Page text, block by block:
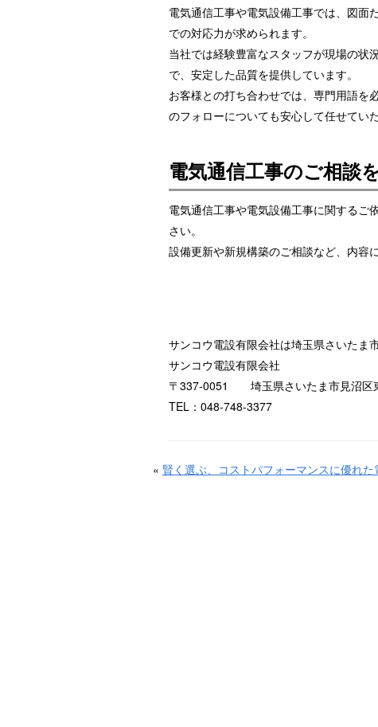
電気通信工事や電気設備工事では、図面
での対応力が求められます。
当社では経験豊富なスタッフが現場の状
で、安定した品質を提供しています。
お客様との打ち合わせでは、専門用語を
のフォローについても安心して任せてい
電気通信工事のご相談
電気通信工事や電気設備工事に関するご
さい。
設備更新や新規構築のご相談など、内容
サンコウ電設有限会社は埼玉県さいたま
サンコウ電設有限会社
〒337-0051 埼玉県さいたま市見沼区
TEL：048-748-3377
« 賢く選ぶ、コストパフォーマンスに優れ